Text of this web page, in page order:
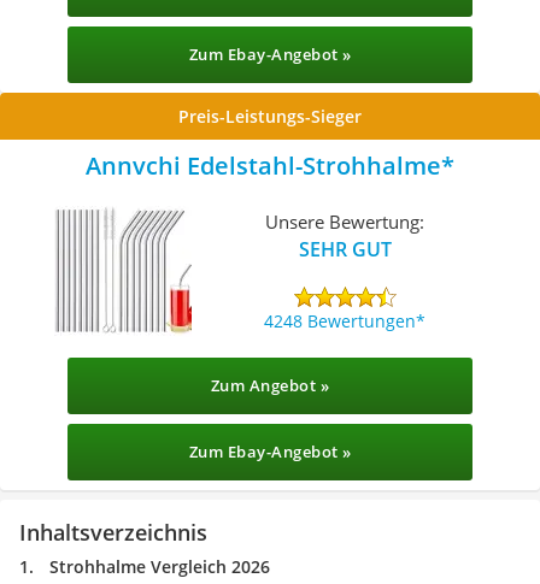
Zum Ebay-Angebot »
Preis-Leistungs-Sieger
Annvchi Edelstahl-Strohhalme
Unsere Bewertung:
SEHR GUT
4248 Bewertungen
Zum Angebot »
Zum Ebay-Angebot »
Inhaltsverzeichnis
Strohhalme Vergleich 2026